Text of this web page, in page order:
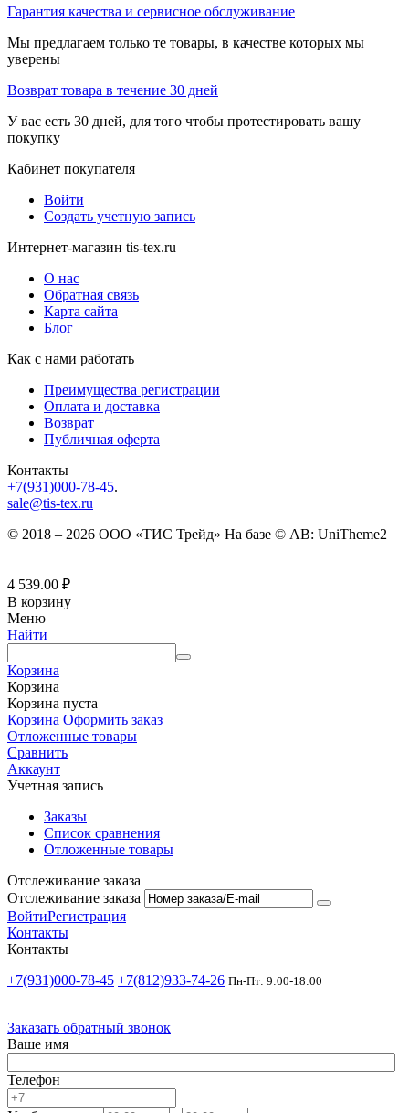
Гарантия качества и сервисное обслуживание
Мы предлагаем только те товары, в качестве которых мы
уверены
Возврат товара в течение 30 дней
У вас есть 30 дней, для того чтобы протестировать вашу
покупку
Кабинет покупателя
Войти
Создать учетную запись
Интернет-магазин tis-tex.ru
О нас
Обратная связь
Карта сайта
Блог
Как с нами работать
Преимущества регистрации
Оплата и доставка
Возврат
Публичная оферта
Контакты
+7(931)000-78-45.
sale@tis-tex.ru
© 2018 – 2026 ООО «ТИС Трейд» На базе © AB: UniTheme2
4 539.00 ₽
В корзину
Меню
Найти
Корзина
Корзина
Корзина пуста
Корзина Оформить заказ
Отложенные товары
Сравнить
Аккаунт
Учетная запись
Заказы
Список сравнения
Отложенные товары
Отслеживание заказа
Отслеживание заказа
ВойтиРегистрация
Контакты
Контакты
+7(931)000-78-45 +7(812)933-74-26 Пн-Пт: 9:00-18:00
Заказать обратный звонок
Ваше имя
Телефон